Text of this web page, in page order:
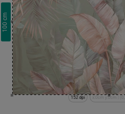
100
cm
x:0cm y:0cm |
152 dpi